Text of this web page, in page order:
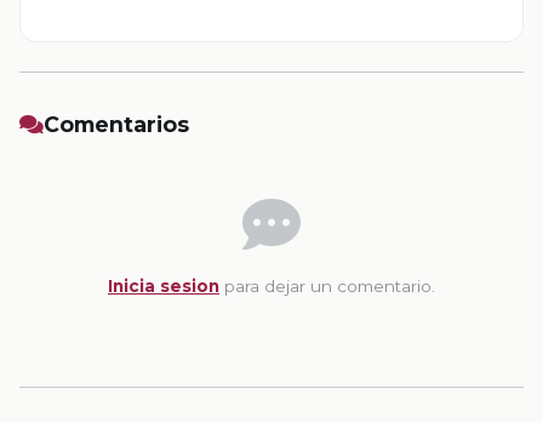
Comentarios
Inicia sesion para dejar un comentario.